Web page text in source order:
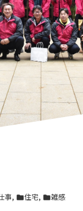
事 folder住宅 folder雑感